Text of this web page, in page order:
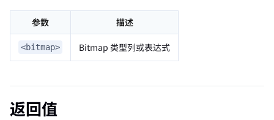
参数 描述
<bitmap> Bitmap 类型列或表达式
返回值